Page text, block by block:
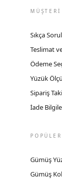
Sıkça
Teslimat
Ödeme
Yüzük
Sipariş
İade
Gümüş
Gümüş